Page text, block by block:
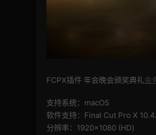
FCPX插件 年会晚会颁奖典礼金
支持系统：macOS
软件支持：Final Cut Pro X
分辨率：1920×1080 (HD)